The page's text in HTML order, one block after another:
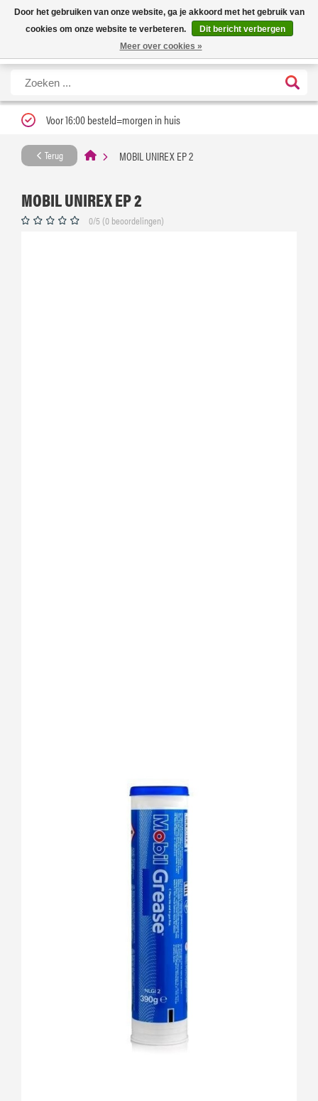
Nieuwe levertijd: 1 tot 3 werkdagen | Nu 25% korting op gehele assortiment
Carfume met kortingscode ''verfrissend''
X
Voor 16:00 besteld=morgen in huis
Terug MOBIL UNIREX EP 2
MOBIL UNIREX EP 2
0/5 (0 beoordelingen)
Door het gebruiken van onze website, ga je akkoord met het gebruik van
cookies om onze website te verbeteren.
Dit bericht verbergen
Meer over cookies »